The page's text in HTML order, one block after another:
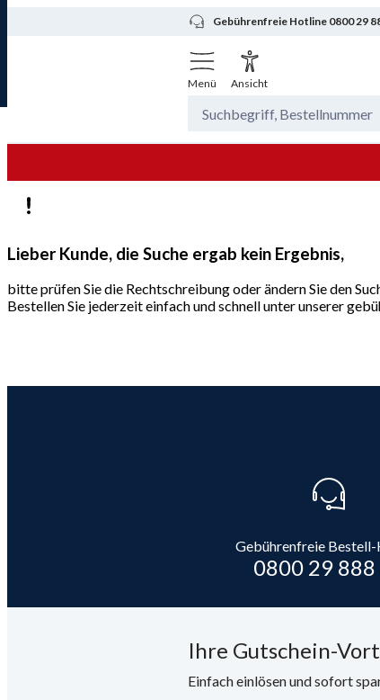
Gebührenfreie Hotline 0800 29
Menü Ansicht
Lieber Kunde, die Suche ergab kein Ergebnis,
bitte prüfen Sie die Rechtschreibung oder ändern Sie den
Bestellen Sie jederzeit einfach und schnell unter unserer
Gebührenfreie
0800 29 888
Ihre Gutschein-
Einfach einlösen und sofort